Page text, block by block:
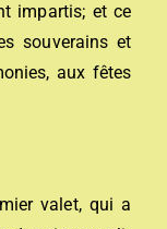
impartis; et ce
souverains et
aux fêtes
valet, qui a